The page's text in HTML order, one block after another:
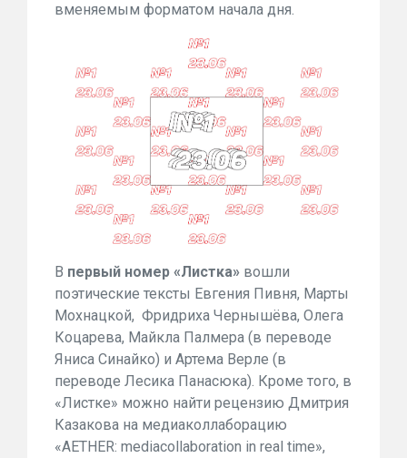
вменяемым форматом начала дня.
В первый номер «Листка» вошли
поэтические тексты Евгения Пивня, Марты
Мохнацкой, Фридриха Чернышёва, Олега
Коцарева, Майкла Палмера (в переводе
Яниса Синайко) и Артема Верле (в
переводе Лесика Панасюка). Кроме того, в
«Листке» можно найти рецензию Дмитрия
Казакова на медиаколлаборацию
«AETHER: mediacollaboration in real time»,